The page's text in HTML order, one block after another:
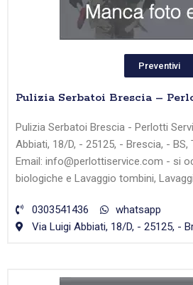
Preventivi
Pulizia Serbatoi Brescia –
Pulizia Serbatoi Brescia - Perlotti
Abbiati, 18/D, - 25125, - Brescia, - BS,
Email: info@perlottiservice.com - si
biologiche e Lavaggio tombini,
0303541436
whatsapp
Via Luigi Abbiati, 18/D, - 25125, -